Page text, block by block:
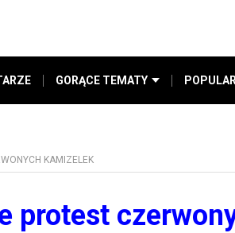
GORĄCE TEMATY
KAMIZELEK
protest